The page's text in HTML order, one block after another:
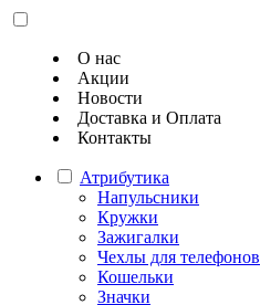
О нас
Акции
Новости
Доставка и Оплата
Контакты
Атрибутика
Напульсники
Кружки
Зажигалки
Чехлы для телефонов
Кошельки
Значки